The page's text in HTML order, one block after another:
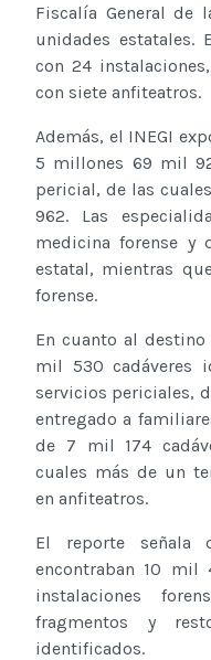
Fiscalía General de
unidades estatales.
con 24
con siete anfiteatros.
Además, el INEGI
5 millones 69 mil
pericial, de las
962. Las
medicina forense y
estatal, mientras
forense.
En cuanto al
mil 530 cadáveres
servicios periciales,
entregado a
de 7 mil 174
cuales más de un
en anfiteatros.
El reporte señala
encontraban 10 mil
instalaciones
fragmentos y
identificados.